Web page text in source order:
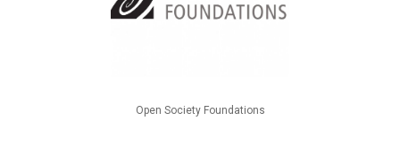
Open Society Foundations